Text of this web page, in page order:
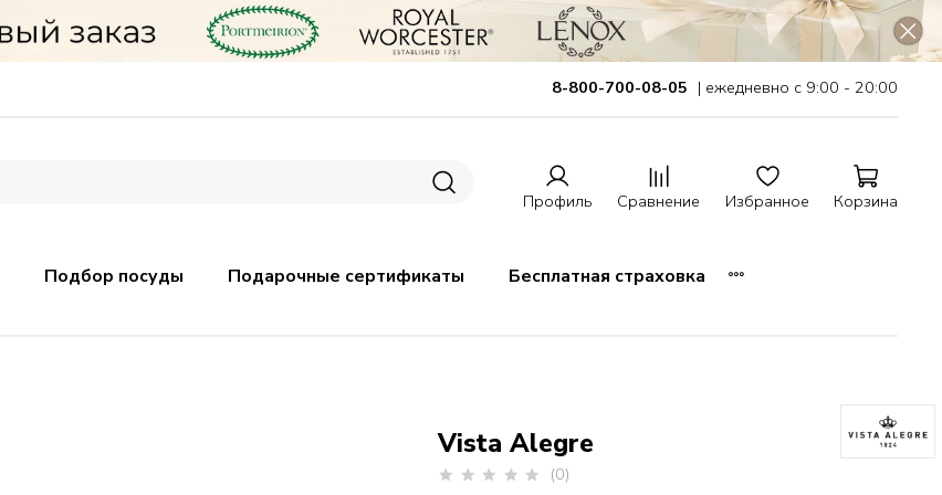
8-800-700-08-05 | ежедневно с 9:00 - 20:00
Профиль Сравнение Избранное Корзина
Подбор посуды Подарочные сертификаты Бесплатная страховка
(0)
Vista Alegre